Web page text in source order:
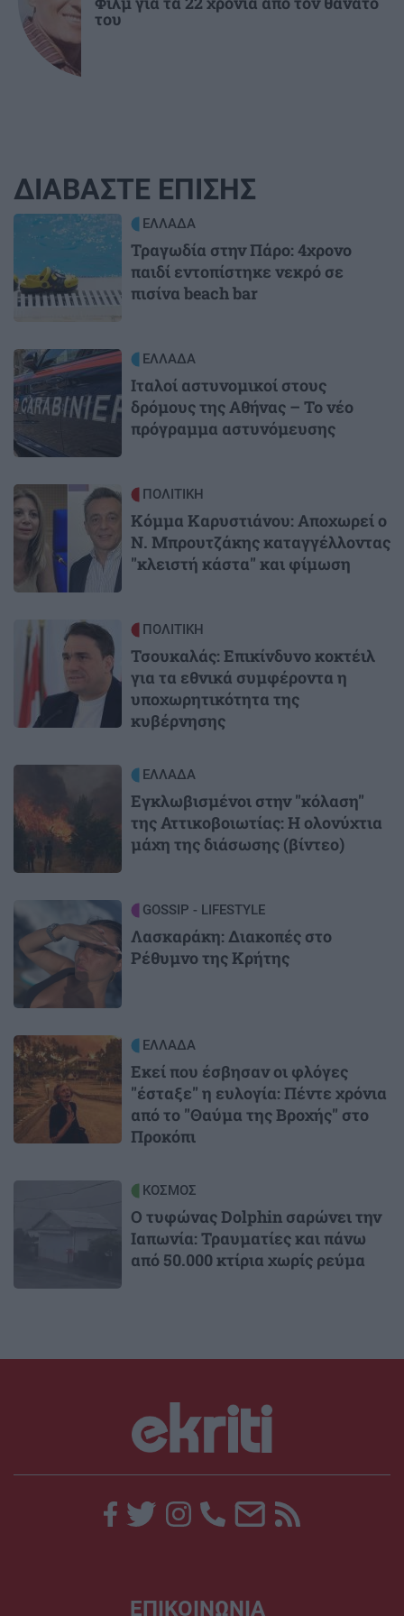
του
ΔΙΑΒΑΣΤΕ ΕΠΙΣΗΣ
Image ΕΛΛΑΔΑ
Τραγωδία στην Πάρο: 4χρονο
παιδί εντοπίστηκε νεκρό σε
πισίνα beach bar
Image ΕΛΛΑΔΑ
Ιταλοί αστυνομικοί στους
δρόμους της Αθήνας – Το νέο
πρόγραμμα αστυνόμευσης
Image ΠΟΛΙΤΙΚΗ
Κόμμα Καρυστιάνου: Αποχωρεί ο
Ν. Μπρουτζάκης καταγγέλλοντας
"κλειστή κάστα" και φίμωση
Image ΠΟΛΙΤΙΚΗ
Τσουκαλάς: Επικίνδυνο κοκτέιλ
για τα εθνικά συμφέροντα η
υποχωρητικότητα της
κυβέρνησης
ΕΛΛΑΔΑ
Εγκλωβισμένοι στην "κόλαση"
της Αττικοβοιωτίας: Η ολονύχτια
μάχη της διάσωσης (βίντεο)
Image GOSSIP - LIFESTYLE
Λασκαράκη: Διακοπές στο
Ρέθυμνο της Κρήτης
Image ΕΛΛΑΔΑ
Εκεί που έσβησαν οι φλόγες
"έσταξε" η ευλογία: Πέντε χρόνια
από το "Θαύμα της Βροχής" στο
Προκόπι
ΚΟΣΜΟΣ
Ο τυφώνας Dolphin σαρώνει την
Ιαπωνία: Τραυματίες και πάνω
από 50.000 κτίρια χωρίς ρεύμα
ΕΠΙΚΟΙΝΩΝΙΑ